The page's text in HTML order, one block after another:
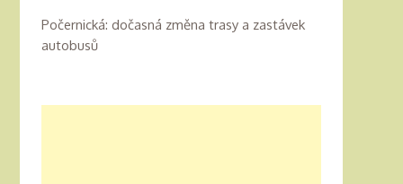
Počernická: dočasná změna trasy a zastávek
autobusů